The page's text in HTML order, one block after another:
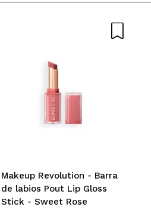
Makeup Revolution - Barra
de labios Pout Lip Gloss
Stick - Sweet Rose